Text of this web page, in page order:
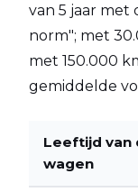
van 5 jaar met
norm"; met
met 150.000
gemiddelde
Leeftijd van
wagen